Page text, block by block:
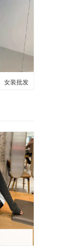
女装批发